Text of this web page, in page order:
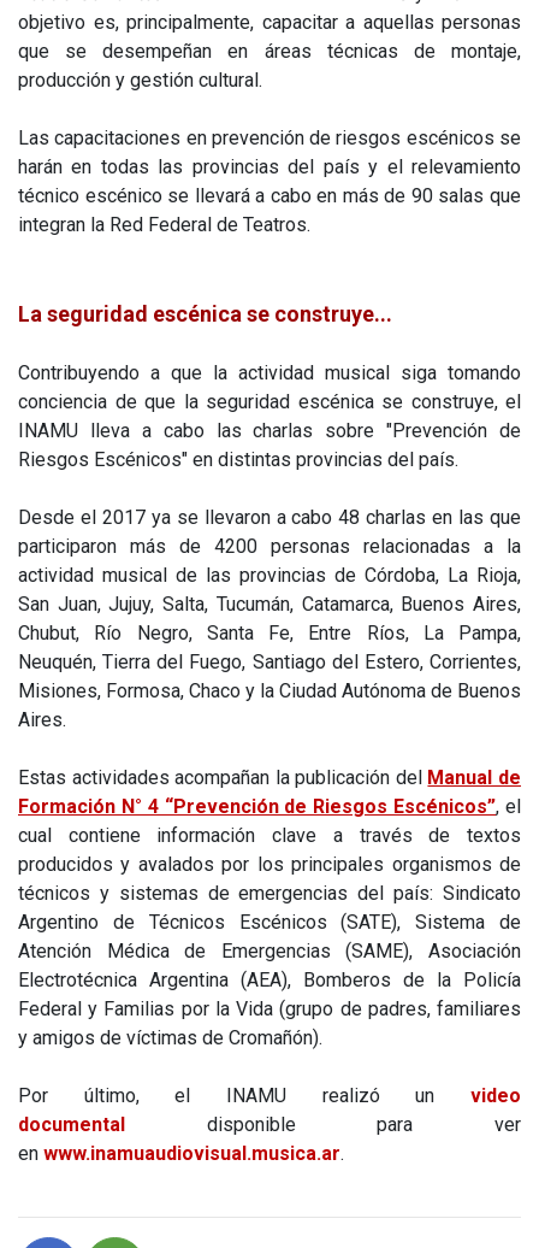
objetivo es, principalmente, capacitar a aquellas personas
que se desempeñan en áreas técnicas de montaje,
producción y gestión cultural.
Las capacitaciones en prevención de riesgos escénicos se
harán en todas las provincias del país y el relevamiento
técnico escénico se llevará a cabo en más de 90 salas que
integran la Red Federal de Teatros.
La seguridad escénica se construye...
Contribuyendo a que la actividad musical siga tomando
conciencia de que la seguridad escénica se construye, el
INAMU lleva a cabo las charlas sobre "Prevención de
Riesgos Escénicos" en distintas provincias del país.
Desde el 2017 ya se llevaron a cabo 48 charlas en las que
participaron más de 4200 personas relacionadas a la
actividad musical de las provincias de Córdoba, La Rioja,
San Juan, Jujuy, Salta, Tucumán, Catamarca, Buenos Aires,
Chubut, Río Negro, Santa Fe, Entre Ríos, La Pampa,
Neuquén, Tierra del Fuego, Santiago del Estero, Corrientes,
Misiones, Formosa, Chaco y la Ciudad Autónoma de Buenos
Aires.
Estas actividades acompañan la publicación del Manual de
Formación N° 4 “Prevención de Riesgos Escénicos”, el
cual contiene información clave a través de textos
producidos y avalados por los principales organismos de
técnicos y sistemas de emergencias del país: Sindicato
Argentino de Técnicos Escénicos (SATE), Sistema de
Atención Médica de Emergencias (SAME), Asociación
Electrotécnica Argentina (AEA), Bomberos de la Policía
Federal y Familias por la Vida (grupo de padres, familiares
y amigos de víctimas de Cromañón).
Por último, el INAMU realizó un video
documental disponible para ver
en www.inamuaudiovisual.musica.ar.